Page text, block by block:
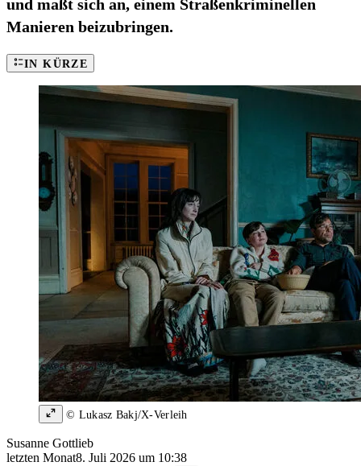
und maßt sich an, einem Straßenkriminellen
Manieren beizubringen.
IN KÜRZE
© Lukasz Bakj/X-Verleih
Susanne Gottlieb
letzten Monat8. Juli 2026 um 10:38